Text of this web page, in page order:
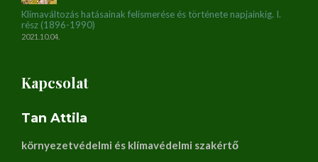
Klímaváltozás hatásainak felismerése és története napjainkig. I.
rész (1896-1990)
2021.10.04.
Kapcsolat
Tan Attila
környezetvédelmi és klímavédelmi szakértő